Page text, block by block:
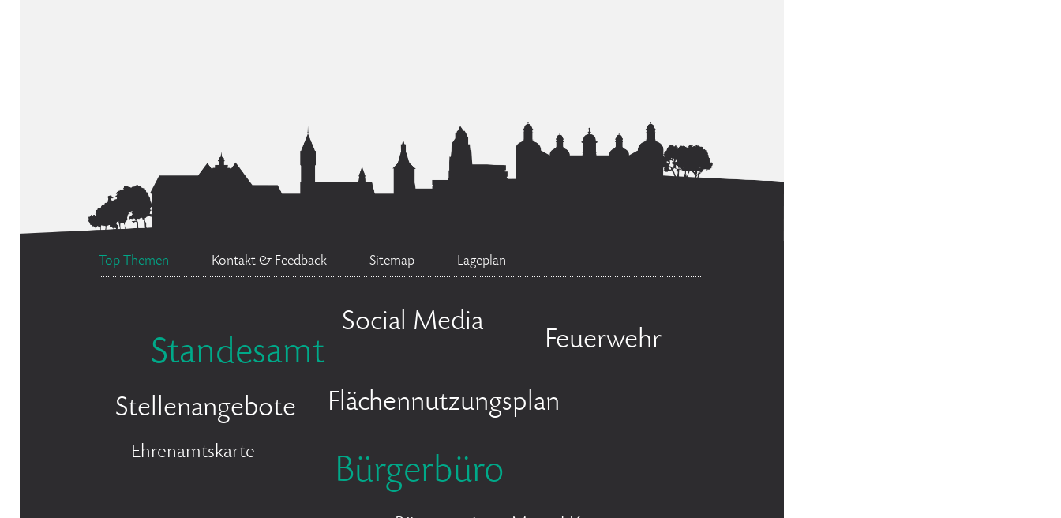
Top Themen Kontakt & Feedback Sitemap Lageplan
Standesamt
Social Media
Feuerwehr
Stellenangebote Flächennutzungsplan
Ehrenamtskarte
Bürgerbüro